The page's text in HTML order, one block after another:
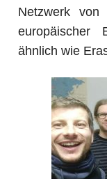
Netzwerk
europäischer
ähnlich wie